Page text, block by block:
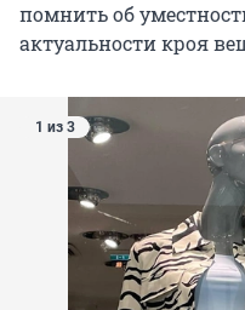
помнить об
актуальности кроя
1 из 3